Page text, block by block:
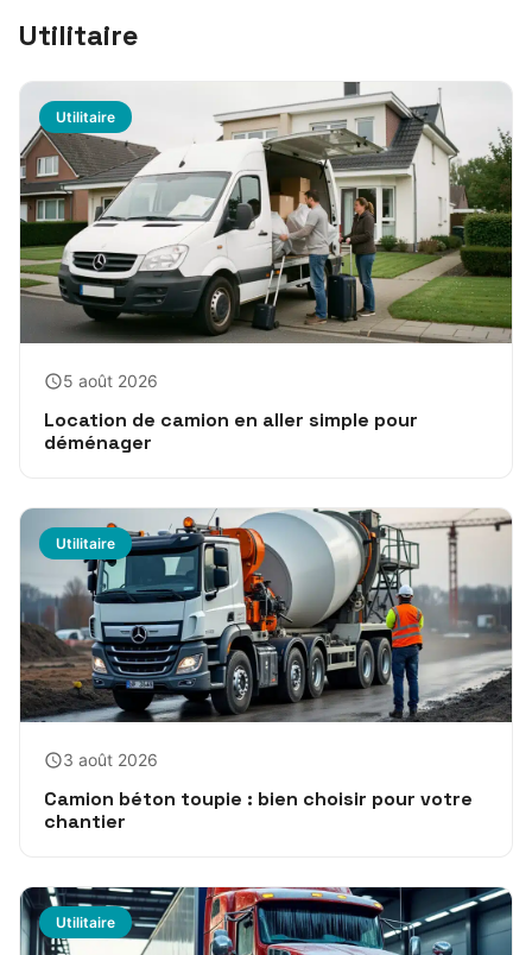
Utilitaire
Utilitaire
5 août 2026
Location de camion en aller simple pour
déménager
Utilitaire
3 août 2026
Camion béton toupie : bien choisir pour votre
chantier
Utilitaire